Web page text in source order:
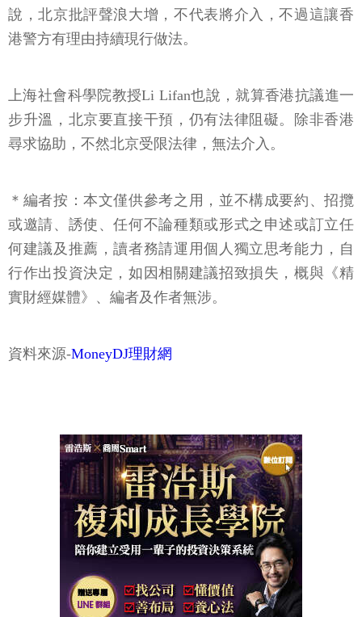
說，北京批評聲浪大增，不代表將介入，不過這讓香
港警方有理由持續現行做法。
上海社會科學院教授Li Lifan也說，就算香港抗議進一
步升溫，北京要直接干預，仍有法律阻礙。除非香港
尋求協助，不然北京受限法律，無法介入。
＊編者按：本文僅供參考之用，並不構成要約、招攬
或邀請、誘使、任何不論種類或形式之申述或訂立任
何建議及推薦，讀者務請運用個人獨立思考能力，自
行作出投資決定，如因相關建議招致損失，概與《精
實財經媒體》、編者及作者無涉。
資料來源-MoneyDJ理財網